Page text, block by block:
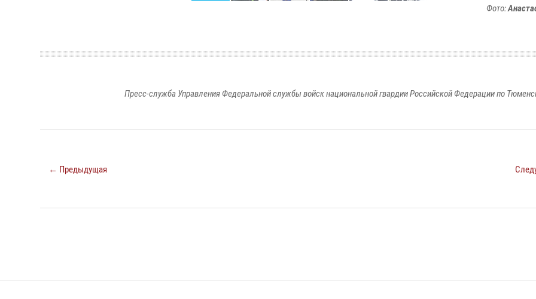
Фото:
Пресс-служба Управления Федеральной службы войск национальной гвардии Российской Федерации по
← Предыдущая